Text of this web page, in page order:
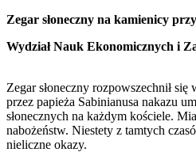
Zegar słoneczny na kamienicy
Wydział Nauk Ekonomicznych i
Zegar słoneczny rozpowszechnił
przez papieża Sabinianusa nakazu
słonecznych na każdym kościele.
nabożeństw. Niestety z tamtych
nieliczne okazy.